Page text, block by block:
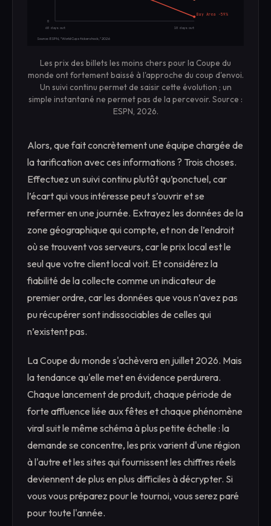
0
60 days out
10 days out
Bay Area -59%
Source: ESPN, "World Cup sticker shock," 2026
Les prix des billets les moins chers pour la Coupe du
monde ont fortement baissé à l'approche du coup d'envoi.
Un suivi continu permet de saisir cette évolution ; un
simple instantané ne permet pas de la percevoir. Source :
ESPN, 2026.
Alors, que fait concrètement une équipe chargée de
la tarification avec ces informations ? Trois choses.
Effectuez un suivi continu plutôt qu’ponctuel, car
l’écart qui vous intéresse peut s’ouvrir et se
refermer en une journée. Extrayez les données de la
zone géographique qui compte, et non de l’endroit
où se trouvent vos serveurs, car le prix local est le
seul que votre client local voit. Et considérez la
fiabilité de la collecte comme un indicateur de
premier ordre, car les données que vous n’avez pas
pu récupérer sont indissociables de celles qui
n’existent pas.
La Coupe du monde s'achèvera en juillet 2026. Mais
la tendance qu'elle met en évidence perdurera.
Chaque lancement de produit, chaque période de
forte affluence liée aux fêtes et chaque phénomène
viral suit le même schéma à plus petite échelle : la
demande se concentre, les prix varient d'une région
à l'autre et les sites qui fournissent les chiffres réels
deviennent de plus en plus difficiles à décrypter. Si
vous vous préparez pour le tournoi, vous serez paré
pour toute l'année.